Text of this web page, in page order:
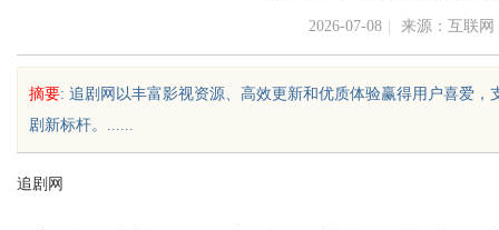
2026-07-08 来源：互联网
摘要: 追剧网以丰富影视资源、高效更新和优质体验赢得用户喜爱
剧新标杆。......
追剧网
铸金鼎 ——山东世超